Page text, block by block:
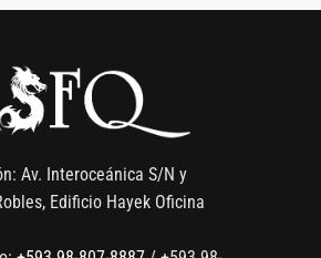
Av. Interoceánica S/N y
Edificio Hayek Oficina